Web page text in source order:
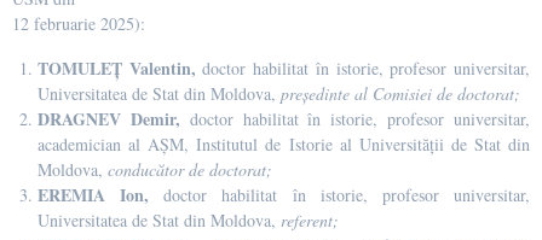
12 februarie 2025):
TOMULEȚ Valentin, doctor habilitat în istorie, profesor universitar,
Universitatea de Stat din Moldova, președinte al Comisiei de doctorat;
DRAGNEV Demir, doctor habilitat în istorie, profesor universitar,
academician al AȘM, Institutul de Istorie al Universității de Stat din
Moldova, conducător de doctorat;
EREMIA Ion, doctor habilitat în istorie, profesor universitar,
Universitatea de Stat din Moldova, referent;